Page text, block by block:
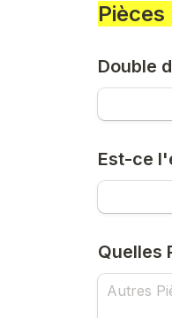
Pièces
Double
Est-ce
Quelles